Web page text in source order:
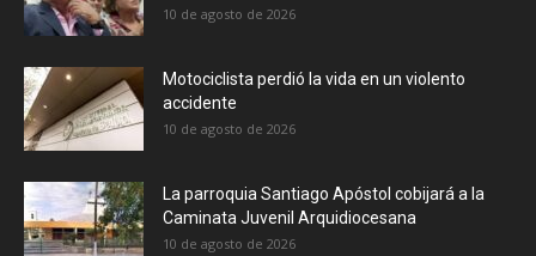
10 de agosto de 2026
Motociclista perdió la vida en un violento
accidente
10 de agosto de 2026
La parroquia Santiago Apóstol cobijará a la
Caminata Juvenil Arquidiocesana
10 de agosto de 2026